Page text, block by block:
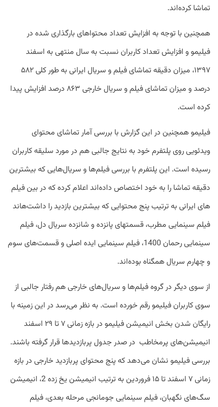
تماشا کرده‌­اند.
همچنین با توجه به افزایش تعداد محتواهای بارگذاری شده در
فیلیمو و افزایش تعداد کاربران نسبت به سال منتهی به اسفند
۱۳۹۷، میزان دقیقه تماشای فیلم و سریال ایرانی به طور کلی ۵۸۲
درصد و میزان تماشای فیلم و سریال خارجی ۸۶۳ درصد افزایش پیدا
کرده است.
فیلیمو همچنین در این گزارش با بررسی آمار تماشای محتوای
ویدئویی روی پلتفرم خود به نتایج جالبی هم در مورد سلیقه کاربران
رسیده است. این پلتفرم با بررسی فیلم‌ها و سریال‌هایی که بیشترین
دقیقه تماشا را به خود اختصاص داده‌اند اعلام کرده که در بین فیلم­‌
های ایرانی به ترتیب پنج محتوایی که بیشترین بازدید را داشت‌ه­اند
فیلم سینمایی مطرب، قسمت­های پانزده و شانزده سریال دل، فیلم
سینمایی رحمان 1400، فیلم سینمایی ایده اصلی و قسمت‌­های سوم
و چهارم سریال هم­گناه بوده‌اند.
از سوی دیگر در گروه فیلم‌­ها و سریال‌­های خارجی هم رفتار جالبی از
سوی کاربران فیلیمو رقم خورده است. به نظر می‌رسد در این زمینه با
رایگان شدن بخش انیمیشن فیلیمو در بازه زمانی ۷ تا ۲۹ اسفند
انیمیشن‌­های پرمخاطب در صدر جدول پربازدیدها قرار گرفته باشند.
بررسی فیلیمو نشان می­‌دهد که پنج محتوای پربازدید خارجی در بازه
زمانی ۷ اسفند تا ۱۵ فروردین به ترتیب انیمیشن یخ زده 2، انیمیشن
سگ­‌های نگهبان، فیلم سینمایی جومانجی مرحله بعدی، فیلم